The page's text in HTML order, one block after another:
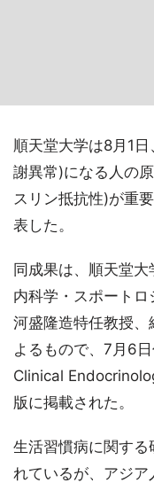
順天堂大学は8月1
謝異常)になる人の
スリン抵抗性)が重
表した。
同成果は、順天堂
内科学・スポートロ
河盛隆造特任教授
よるもので、7月6
Clinical
版に掲載された。
生活習慣病に関す
れているが、アジ